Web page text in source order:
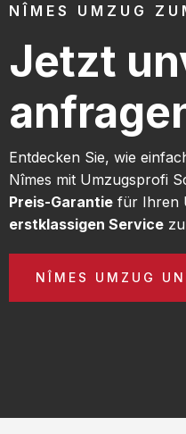
NÎMES UMZUG
Jetzt
Entdecken Sie, wie
Nîmes mit Umzugsprofi
Preis-Garantie für Ihren
erstklassigen Service
NÎMES UMZUG